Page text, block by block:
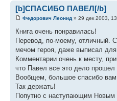
[b]СПАСИБО ПАВЕЛ[/b]
Федорович Леонид » 29 дек 2003,
Книга очень понравилась!
Перевод, по-моему, отличный.
мечом героя, даже выписал
Комментарии очень к месту,
что Павел все это дело прошел
Вообщем, большое спасибо
Так держать!
Попутно с наступающим Новым